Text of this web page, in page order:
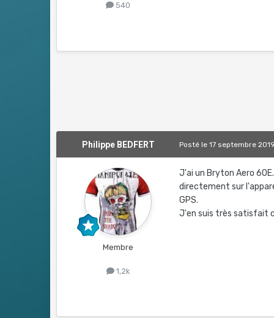
540
Philippe BEDFERT
Membre
1,2k
Postéle 17 septembre
J'ai un Bryton Aero
directement sur
GPS.
J'en suis très satisfait